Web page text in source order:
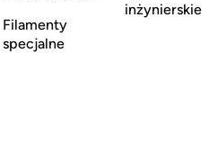
Filamenty
specjalne
inżynierskie